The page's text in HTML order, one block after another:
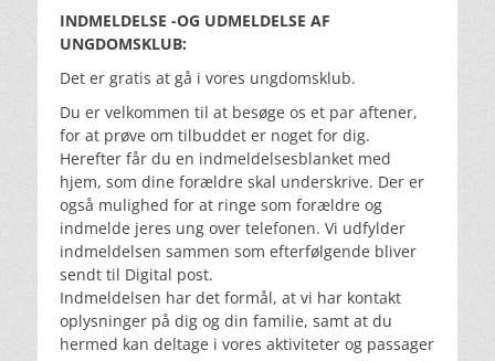
INDMELDELSE -OG UDMELDELSE AF
UNGDOMSKLUB:
Det er gratis at gå i vores ungdomsklub.
Du er velkommen til at besøge os et par aftener,
for at prøve om tilbuddet er noget for dig.
Herefter får du en indmeldelsesblanket med
hjem, som dine forældre skal underskrive. Der er
også mulighed for at ringe som forældre og
indmelde jeres ung over telefonen. Vi udfylder
indmeldelsen sammen som efterfølgende bliver
sendt til Digital post.
Indmeldelsen har det formål, at vi har kontakt
oplysninger på dig og din familie, samt at du
hermed kan deltage i vores aktiviteter og passager